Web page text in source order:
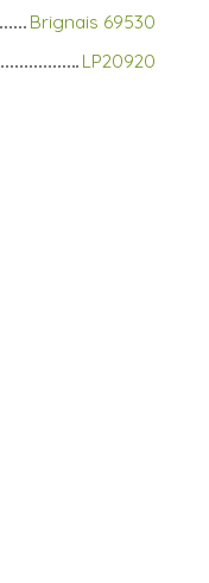
Brignais 69530
LP20920